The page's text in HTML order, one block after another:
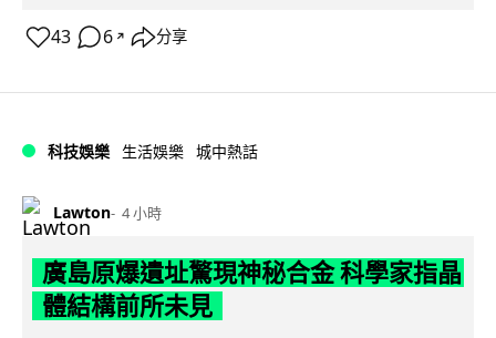
43 6 ↗ 分享
科技娛樂 生活娛樂 城中熱話
Lawton 4 小時
廣島原爆遺址驚現神秘合金 科學家指晶
體結構前所未見